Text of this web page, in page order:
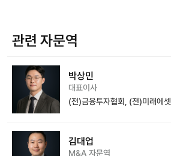
관련 자문역
박상민
대표이사
(전)금융투자협회, (전)미래에셋
김대업
M&A 자문역